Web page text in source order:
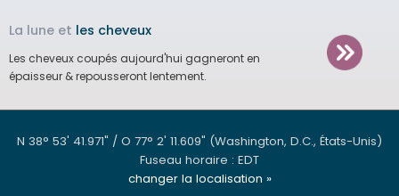
La lune et les cheveux
Les cheveux coupés aujourd'hui gagneront en
épaisseur & repousseront lentement.
N 38° 53' 41.971" / O 77° 2' 11.609" (Washington, D.C., États-Unis)
Fuseau horaire : EDT
changer la localisation »